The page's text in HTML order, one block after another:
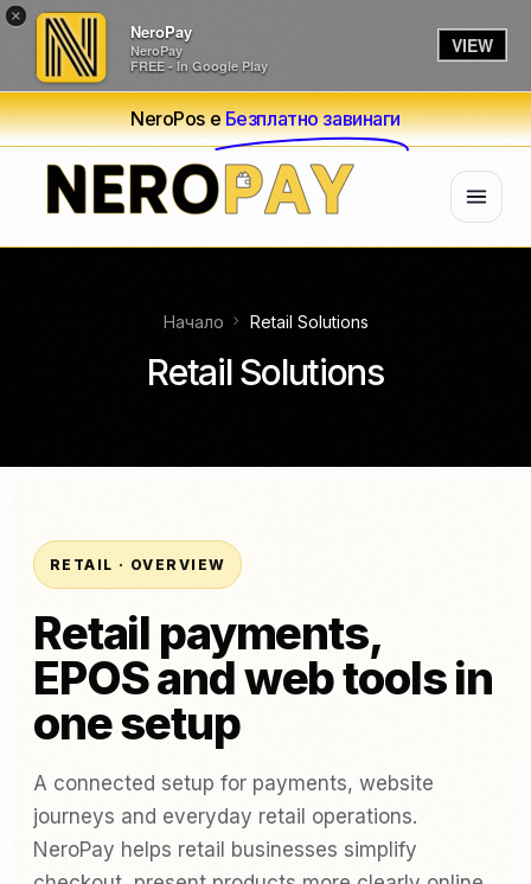
×
NeroPay
NeroPay
FREE - In Google Play
VIEW
NeroPos еБезплатно завинаги
Начало Retail Solutions
Retail Solutions
RETAIL · OVERVIEW
Retail payments,
EPOS and web tools in
one setup
A connected setup for payments, website
journeys and everyday retail operations.
NeroPay helps retail businesses simplify